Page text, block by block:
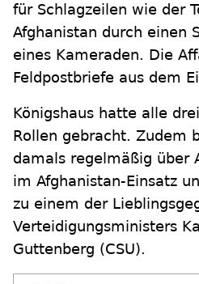
für Schlagzeilen wie der
Afghanistan durch einen
eines Kameraden. Die
Feldpostbriefe aus dem
Königshaus hatte alle
Rollen gebracht. Zudem
damals regelmäßig über
im Afghanistan-Einsatz
zu einem der
Verteidigungsministers
Guttenberg (CSU).